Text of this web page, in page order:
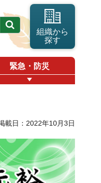
組織から
探す
緊急・防災
載日：2022年10月3日